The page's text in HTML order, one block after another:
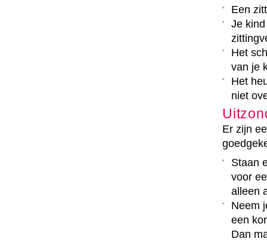
Een
Je
Het
van je
Het
niet
Er zijn
Staan
voor
alleen
Neem
een
Dan